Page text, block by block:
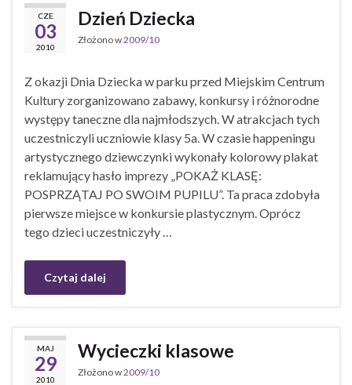
CZE
03
2010
Dzień Dziecka
Złożono w2009/10
Z okazji Dnia Dziecka w parku przed Miejskim Centrum
Kultury zorganizowano zabawy, konkursy i różnorodne
występy taneczne dla najmłodszych. W atrakcjach tych
uczestniczyli uczniowie klasy 5a. W czasie happeningu
artystycznego dziewczynki wykonały kolorowy plakat
reklamujący hasło imprezy „POKAŻ KLASĘ:
POSPRZĄTAJ PO SWOIM PUPILU”. Ta praca zdobyła
pierwsze miejsce w konkursie plastycznym. Oprócz
tego dzieci uczestniczyły …
Czytaj dalej
MAJ
29
2010
Wycieczki klasowe
Złożono w2009/10